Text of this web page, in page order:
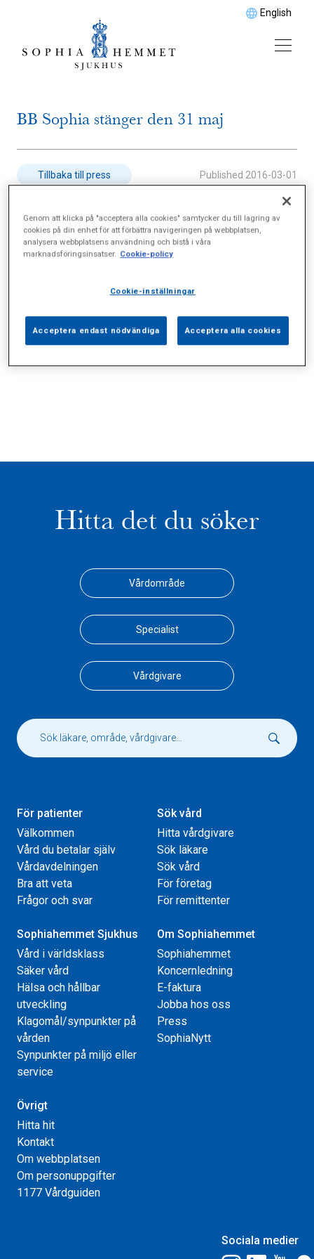
English
BB Sophia stänger den 31 maj
Tillbaka till press Published 2016-03-01
Läs mer här.
Dela:
Hitta det du söker
Vårdområde
Specialist
Vårdgivare
För patienter
Välkommen
Vård du betalar själv
Vårdavdelningen
Bra att veta
Frågor och svar
Sök vård
Hitta vårdgivare
Sök läkare
Sök vård
För företag
För remittenter
Sophiahemmet Sjukhus
Vård i världsklass
Säker vård
Hälsa och hållbar
utveckling
Klagomål/synpunkter på
vården
Synpunkter på miljö eller
service
Om Sophiahemmet
Sophiahemmet
Koncernledning
E-faktura
Jobba hos oss
Press
SophiaNytt
Övrigt
Hitta hit
Kontakt
Om webbplatsen
Om personuppgifter
1177 Vårdguiden
Sociala medier
Genom att klicka på "acceptera alla cookies" samtycker du till lagring av
cookies på din enhet för att förbättra navigeringen på webbplatsen,
analysera webbplatsens användning och bistå i våra
marknadsföringsinsatser. Cookie-policy
Cookie-inställningar
Acceptera endast nödvändiga Acceptera alla cookies